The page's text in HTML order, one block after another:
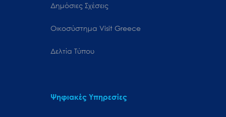
Δημόσιες Σχέσεις
Oικοσύστημα Visit Greece
Δελτία Τύπου
Ψηφιακές Υπηρεσίες